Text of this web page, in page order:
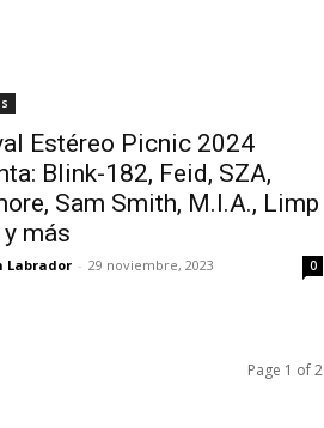
Estéreo Picnic 2024
Blink-182, Feid, SZA,
Sam Smith, M.I.A., Limp
más
Labrador - 29 noviembre, 2023 0
Page 1 of 2